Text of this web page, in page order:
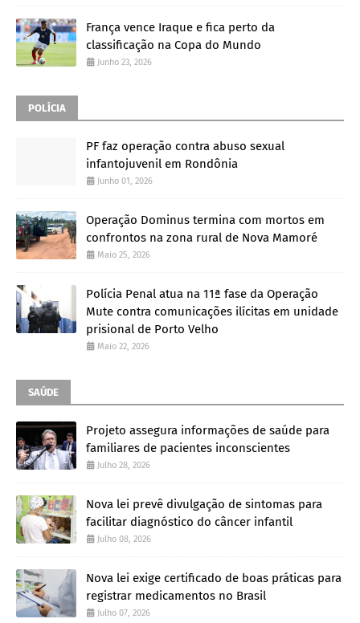
França vence Iraque e fica perto da
classificação na Copa do Mundo
Junho 23, 2026
POLÍCIA
PF faz operação contra abuso sexual
infantojuvenil em Rondônia
Junho 01, 2026
Operação Dominus termina com mortos em
confrontos na zona rural de Nova Mamoré
Maio 25, 2026
Polícia Penal atua na 11ª fase da Operação
Mute contra comunicações ilícitas em unidade
prisional de Porto Velho
Maio 22, 2026
SAÚDE
Projeto assegura informações de saúde para
familiares de pacientes inconscientes
Julho 28, 2026
Nova lei prevê divulgação de sintomas para
facilitar diagnóstico do câncer infantil
Julho 08, 2026
Nova lei exige certificado de boas práticas para
registrar medicamentos no Brasil
Julho 07, 2026